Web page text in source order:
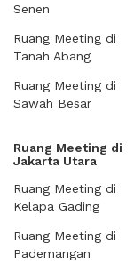
Senen
Ruang Meeting di
Tanah Abang
Ruang Meeting di
Sawah Besar
Ruang Meeting di
Jakarta Utara
Ruang Meeting di
Kelapa Gading
Ruang Meeting di
Pademangan